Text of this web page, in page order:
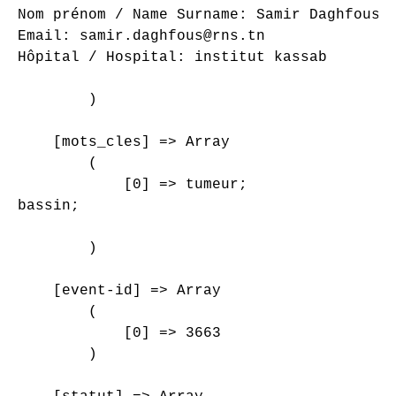
Nom prénom / Name Surname: Samir Daghfous
Email: samir.daghfous@rns.tn
Hôpital / Hospital: institut kassab
        )
    [mots_cles] => Array
        (
            [0] => tumeur;
bassin;
        )
    [event-id] => Array
        (
            [0] => 3663
        )